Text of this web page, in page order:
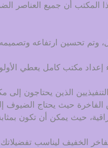
أن جميع العناصر
وتم تحسين ارتفاعه
مكتب كامل يعطي
التنفيذيين الذين يحتاجون
الفاخرة حيث يحتاج
حيث يمكن أن تكون
الخفيف ليناسب تفضيلاتك